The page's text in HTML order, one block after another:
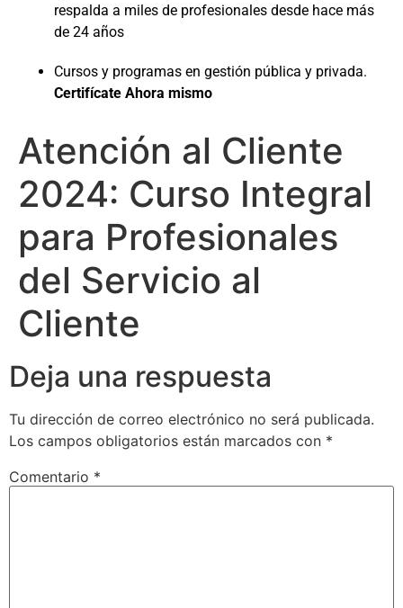
respalda a miles de profesionales desde hace más
de 24 años
Cursos y programas en gestión pública y privada.
Certifícate Ahora mismo
Atención al Cliente
2024: Curso Integral
para Profesionales
del Servicio al
Cliente
Deja una respuesta
Tu dirección de correo electrónico no será publicada.
Los campos obligatorios están marcados con *
Comentario *